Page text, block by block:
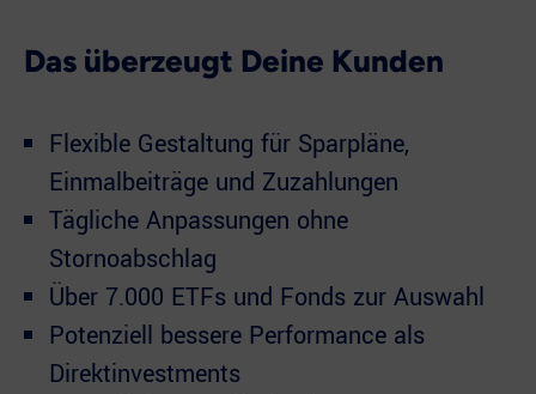
Das überzeugt Deine Kunden
Flexible Gestaltung für Sparpläne,
Einmalbeiträge und Zuzahlungen
Tägliche Anpassungen ohne
Stornoabschlag
Über 7.000 ETFs und Fonds zur Auswahl
Potenziell bessere Performance als
Direktinvestments